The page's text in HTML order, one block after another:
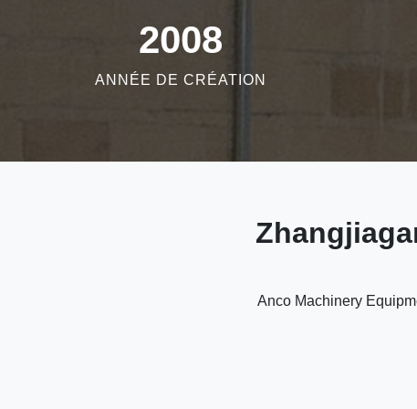
2008
ANNÉE DE CRÉATION
Anco Machinery